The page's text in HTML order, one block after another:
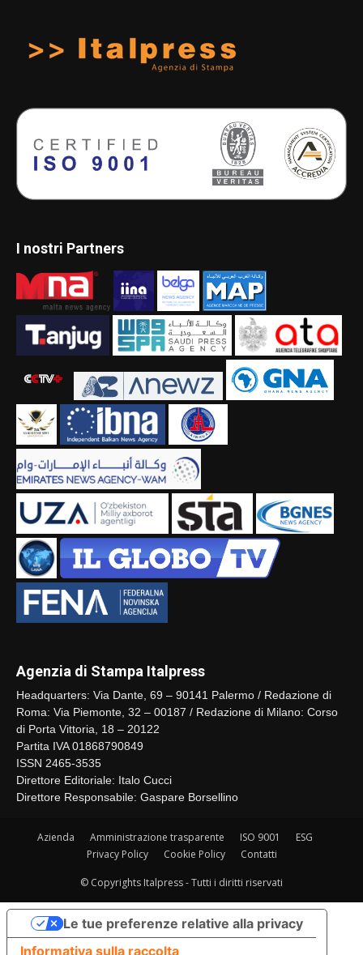
I nostri Partners
Agenzia di Stampa Italpress
Headquarters: Via Dante, 69 – 90141 Palermo / Redazione di
Roma: Via Piemonte, 32 – 00187 / Redazione di Milano: Corso
di Porta Vittoria, 18 – 20122
Partita IVA 01868790849
ISSN 2465-3535
Direttore Editoriale: Italo Cucci
Direttore Responsabile: Gaspare Borsellino
Azienda Amministrazione trasparente ISO 9001
ESG
Privacy Policy
Cookie Policy Contatti
© Copyrights Italpress - Tutti i diritti riservati
Informativa sulla raccolta
Le tue preferenze relative alla privacy